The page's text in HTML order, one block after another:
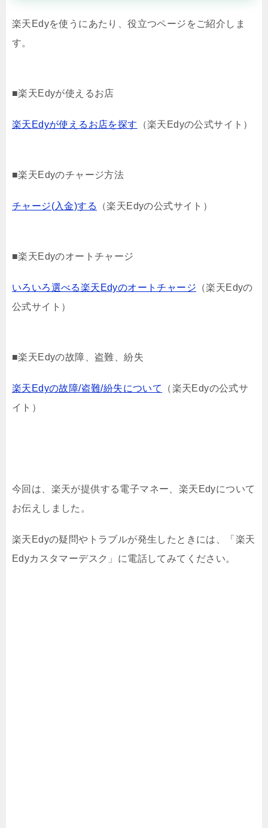
楽天Edyを使うにあたり、役立つページをご紹介しま
す。
■楽天Edyが使えるお店
楽天Edyが使えるお店を探す （楽天Edyの公式サイト）
■楽天Edyのチャージ方法
チャージ(入金)する （楽天Edyの公式サイト）
■楽天Edyのオートチャージ
いろいろ選べる楽天Edyのオートチャージ （楽天Edyの
公式サイト）
■楽天Edyの故障、盗難、紛失
楽天Edyの故障/盗難/紛失について
（楽天Edyの公式サ
イト）
今回は、楽天が提供する電子マネー、楽天Edyについて
お伝えしました。
楽天Edyの疑問やトラブルが発生したときには、「楽天
Edyカスタマーデスク」に電話してみてください。